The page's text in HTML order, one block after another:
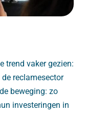
trend vaker gezien:
reclamesector
beweging: zo
investeringen in